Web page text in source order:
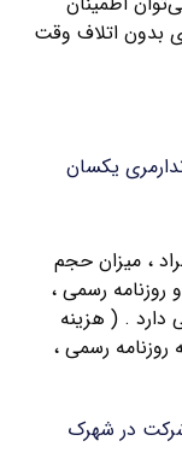
بدون اتلاف وقت
یکسان
، میزان حجم
رسمی ،
دارد . ( هزینه
رسمی ،
در شهرک